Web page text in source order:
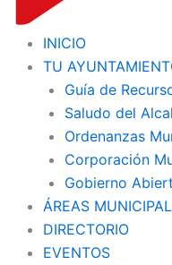
INICIO
TU
Guía de
Saludo del
Ordenanzas
Corporación
Gobierno
ÁREAS
DIRECTORIO
EVENTOS